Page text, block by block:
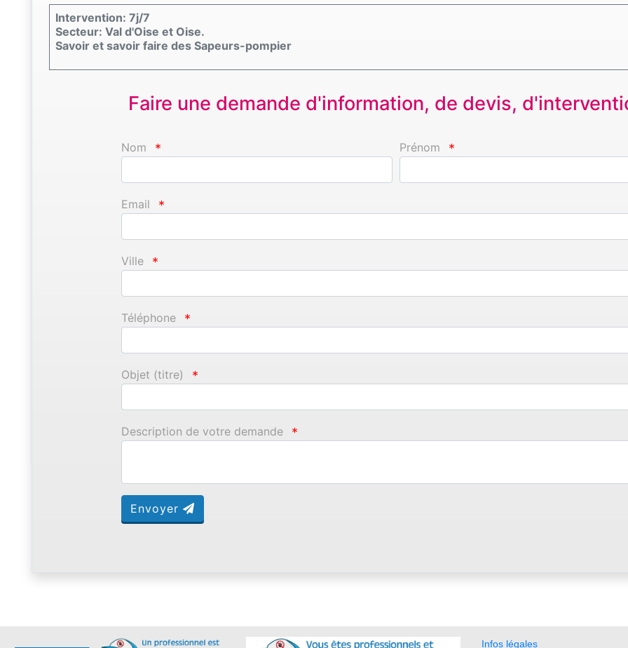
Intervention: 7j/7
Secteur: Val d'Oise et Oise.
Savoir et savoir faire des Sapeurs-pompier
Faire une demande d'information, de devis,
Nom * Prénom *
Email *
Ville *
Téléphone *
Objet (titre) *
Description de votre demande *
Envoyer
Infos légales